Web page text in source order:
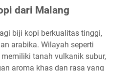
dari Malang
biji kopi berkualitas tinggi,
arabika. Wilayah seperti
tanah vulkanik subur,
aroma khas dan rasa yang